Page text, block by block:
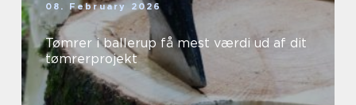
08. February 2026
Tømrer i ballerup få mest værdi ud af dit
tømrerprojekt